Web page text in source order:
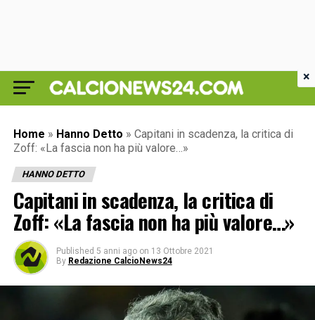
Home » Hanno Detto » Capitani in scadenza, la critica di
Zoff: «La fascia non ha più valore…»
HANNO DETTO
Capitani in scadenza, la critica di
Zoff: «La fascia non ha più valore…»
Published 5 anni ago on 13 Ottobre 2021
By Redazione CalcioNews24
×